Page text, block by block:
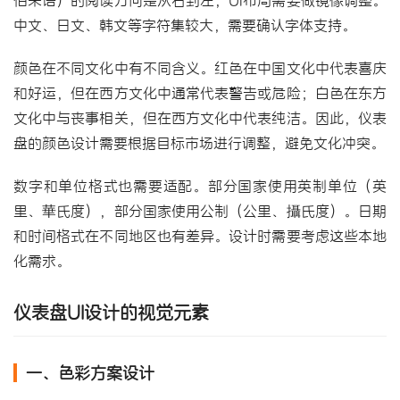
中文、日文、韩文等字符集较大，需要确认字体支持。
颜色在不同文化中有不同含义。红色在中国文化中代表喜庆
和好运，但在西方文化中通常代表警告或危险；白色在东方
文化中与丧事相关，但在西方文化中代表纯洁。因此，仪表
盘的颜色设计需要根据目标市场进行调整，避免文化冲突。
数字和单位格式也需要适配。部分国家使用英制单位（英
里、華氏度），部分国家使用公制（公里、攝氏度）。日期
和时间格式在不同地区也有差异。设计时需要考虑这些本地
化需求。
仪表盘UI设计的视觉元素
一、色彩方案设计